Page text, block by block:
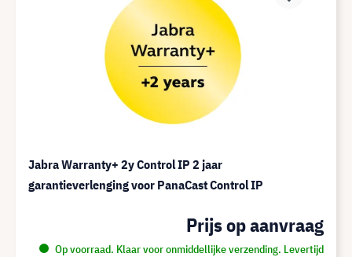
Jabra Warranty+ 2y Control IP 2 jaar
garantieverlenging voor PanaCast Control IP
Prijs op aanvraag
Op voorraad. Klaar voor onmiddellijke verzending. Levertijd